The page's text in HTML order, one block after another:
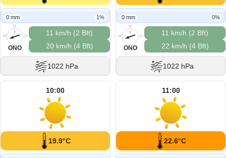
0 mm 1%
N
O
S
W
ONO
11 km/h (2 Bft)
20 km/h (4 Bft)
1022 hPa
0 mm 0%
N
O
S
W
ONO
11 km/h (2 Bft)
22 km/h (4 Bft)
1022 hPa
10:00
19.9°C
11:00
22.6°C